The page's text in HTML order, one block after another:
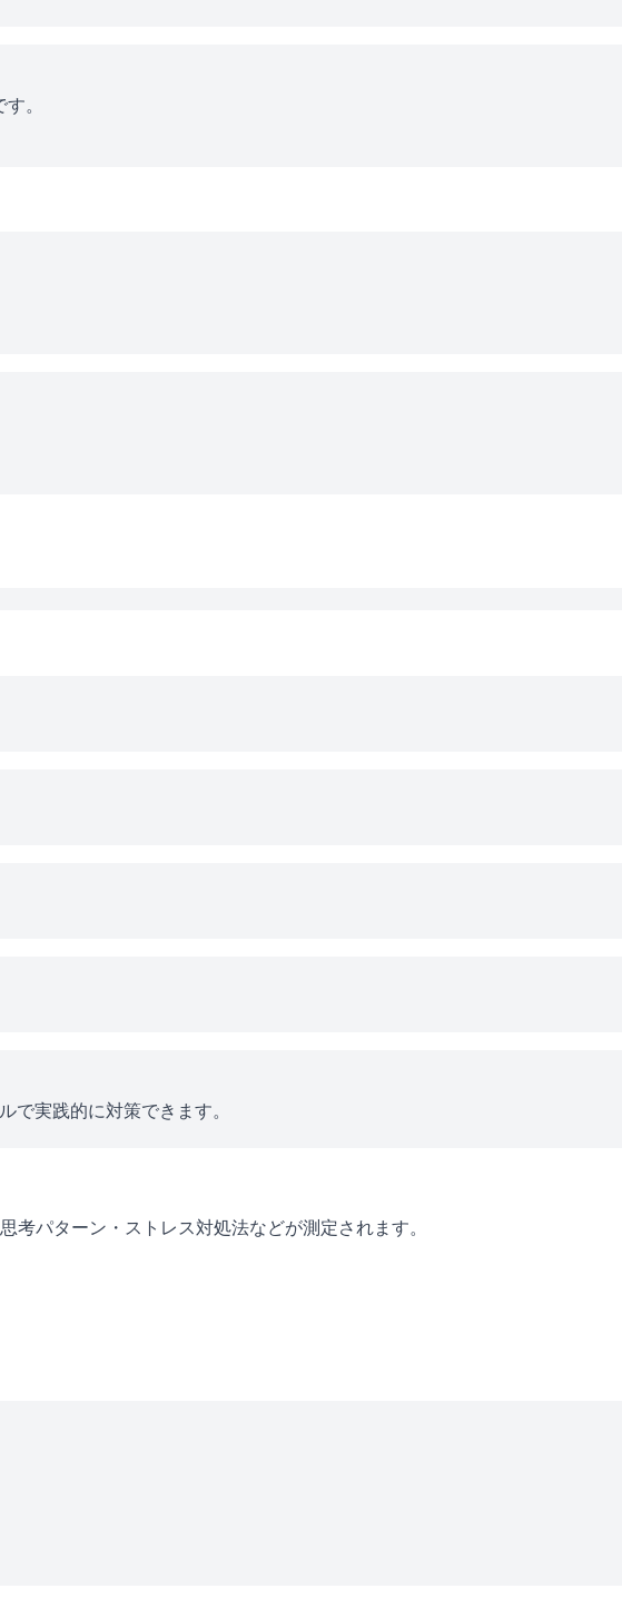
。
で実践的に対策できます。
考パターン・ストレス対処法などが測定されます。